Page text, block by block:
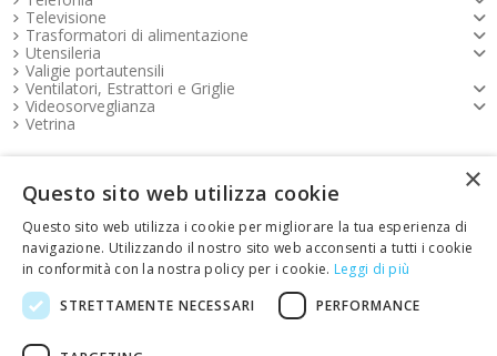
Televisione
Trasformatori di alimentazione
Utensileria
Valigie portautensili
Ventilatori, Estrattori e Griglie
Videosorveglianza
Vetrina
Pagamenti FOOTER
Copyright e contatti FOOTER
link Emotion FOOTER
×
Questo sito web utilizza cookie
Questo sito web utilizza i cookie per migliorare la tua esperienza di
navigazione. Utilizzando il nostro sito web acconsenti a tutti i cookie
in conformità con la nostra policy per i cookie. Leggi di più
STRETTAMENTE NECESSARI
PERFORMANCE